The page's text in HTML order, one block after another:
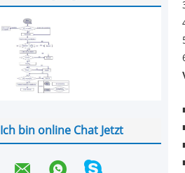
Ich bin online Chat Jetzt